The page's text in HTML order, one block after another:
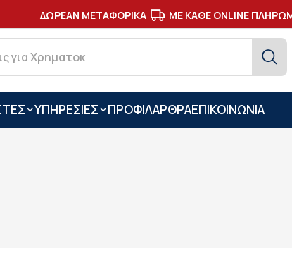
ΔΩΡΕΑΝ ΜΕΤΑΦΟΡΙΚΑ ΜΕ ΚΑΘΕ ONLINE ΠΛΗΡΩΜΗ
ΥΠΗΡΕΣΙΕΣ ΠΡΟΦΙΛΑΡΘΡΑΕΠΙΚΟΙΝΩΝΙΑ